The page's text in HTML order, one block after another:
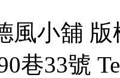
風小舖
巷33號